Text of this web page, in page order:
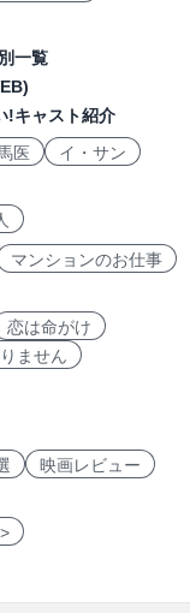
一覧
!キャスト紹介
医
イ・サン
マンションのお仕事
恋は命がけ
ません
映画レビュー